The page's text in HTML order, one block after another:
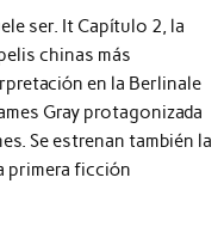
ser. It Capítulo 2, la
chinas más
en la Berlinale
Gray protagonizada
Se estrenan también la
primera ficción